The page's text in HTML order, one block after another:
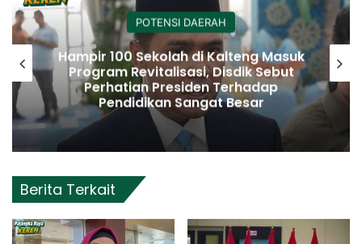
POTENSI DAERAH
Hampir 100 Sekolah di Kalteng Masuk
Program Revitalisasi, Disdik Sebut
Perhatian Presiden Terhadap
Pendidikan Sangat Besar
Berita Terkait